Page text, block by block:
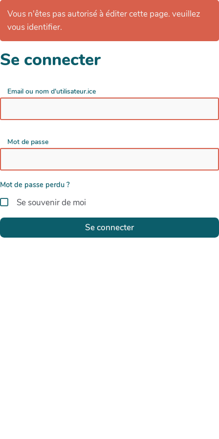
Vous n'êtes pas autorisé à éditer cette page. veuillez
vous identifier.
Se connecter
Email ou nom d'utilisateur.ice
Mot de passe
Mot de passe perdu ?
Se souvenir de moi
Se connecter